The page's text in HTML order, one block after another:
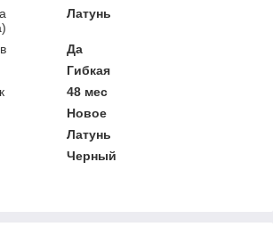
Латунь
Да
Гибкая
48 мес
Новое
Латунь
Черный